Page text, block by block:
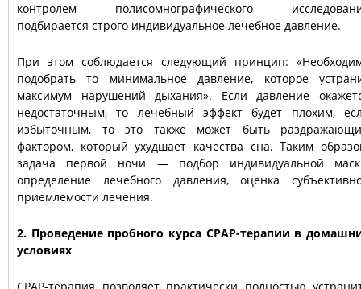
контролем полисомнографического
подбирается строго индивидуальное лечебное давление.
При этом соблюдается следующий принцип:
подобрать то минимальное давление, которое
максимум нарушений дыхания». Если давление
недостаточным, то лечебный эффект будет плохим,
избыточным, то это также может быть
фактором, который ухудшает качества сна. Таким
задача первой ночи — подбор индивидуальной
определение лечебного давления, оценка
приемлемости лечения.
2. Проведение пробного курса CPAP-терапии в
условиях